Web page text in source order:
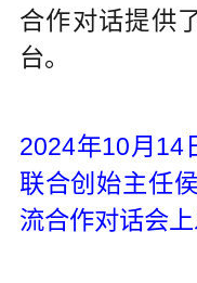
合作对话提供
台。
2024年10月14
联合创始主任
流合作对话会